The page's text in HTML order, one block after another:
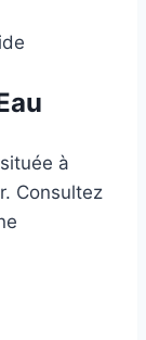
à
Consultez